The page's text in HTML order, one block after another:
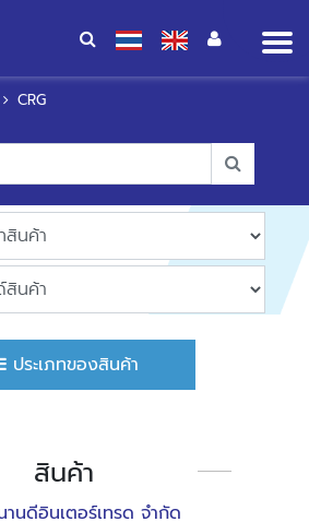
CRG
ประเภทของสินค้า
สินค้า
นดีอินเตอร์เทรด จำกัด